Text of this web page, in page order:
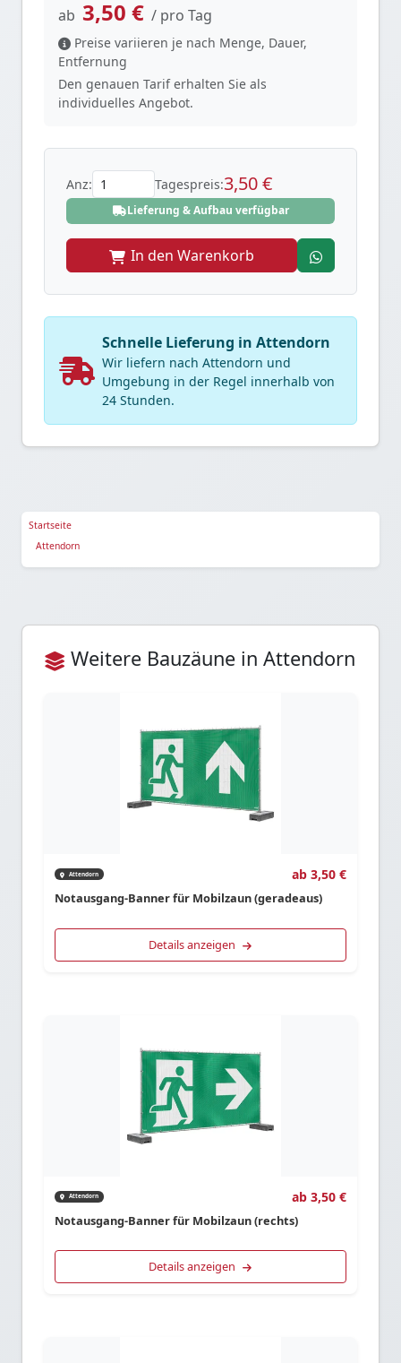
Startseite
Attendorn
ab 3,50 € / pro Tag
Preise variieren je nach Menge, Dauer,
Entfernung
Den genauen Tarif erhalten Sie als
individuelles Angebot.
Anz: Tagespreis:3,50 €
Lieferung & Aufbau verfügbar
In den Warenkorb
Schnelle Lieferung in Attendorn
Wir liefern nach Attendorn und
Umgebung in der Regel innerhalb von
24 Stunden.
Weitere Bauzäune in Attendorn
Attendorn ab 3,50 €
Notausgang-Banner für Mobilzaun (geradeaus)
Details anzeigen
Attendorn ab 3,50 €
Notausgang-Banner für Mobilzaun (rechts)
Details anzeigen